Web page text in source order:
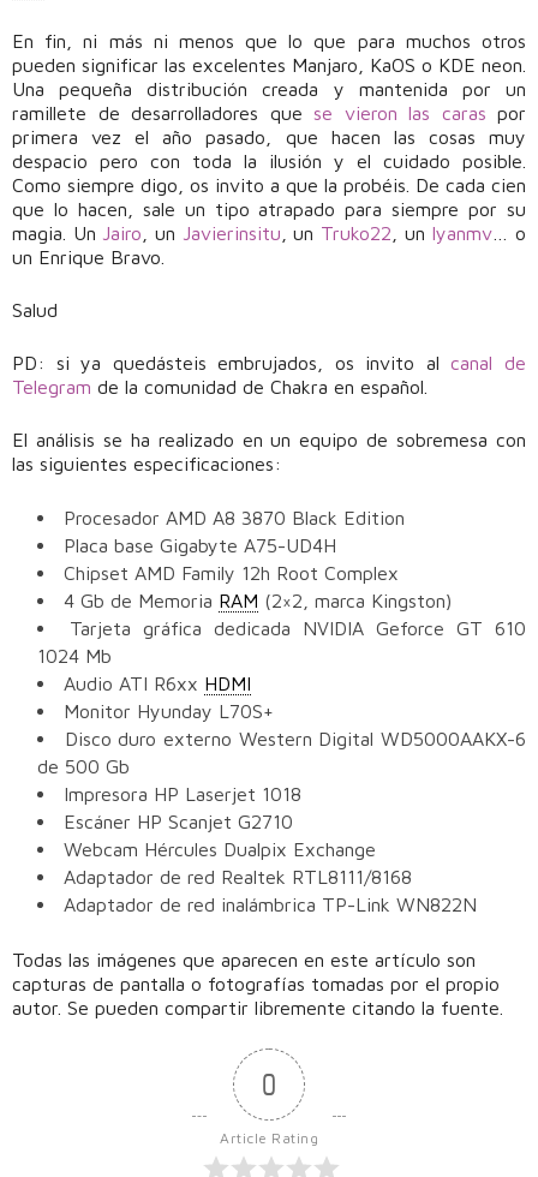
En fin, ni más ni menos que lo que para muchos otros
pueden significar las excelentes Manjaro, KaOS o KDE neon.
Una pequeña distribución creada y mantenida por un
ramillete de desarrolladores que se vieron las caras por
primera vez el año pasado, que hacen las cosas muy
despacio pero con toda la ilusión y el cuidado posible.
Como siempre digo, os invito a que la probéis. De cada cien
que lo hacen, sale un tipo atrapado para siempre por su
magia. Un Jairo , un Javierinsitu , un Truko22 , un Iyanmv … o
un Enrique Bravo.
Salud
PD: si ya quedásteis embrujados, os invito alcanal de
Telegram de la comunidad de Chakra en español.
El análisis se ha realizado en un equipo de sobremesa con
las siguientes especificaciones:
Procesador AMD A8 3870 Black Edition
Placa base Gigabyte A75-UD4H
Chipset AMD Family 12h Root Complex
4 Gb de Memoria RAM (2×2, marca Kingston)
Tarjeta gráfica dedicada NVIDIA Geforce GT 610
1024 Mb
Audio ATI R6xx HDMI
Monitor Hyunday L70S+
Disco duro externo Western Digital WD5000AAKX-6
de 500 Gb
Impresora HP Laserjet 1018
Escáner HP Scanjet G2710
Webcam Hércules Dualpix Exchange
Adaptador de red Realtek RTL8111/8168
Adaptador de red inalámbrica TP-Link WN822N
Todas las imágenes que aparecen en este artículo son
capturas de pantalla o fotografías tomadas por el propio
autor. Se pueden compartir libremente citando la fuente.
0
Article Rating